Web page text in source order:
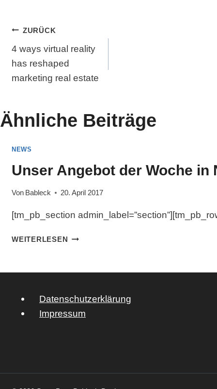
Beitragsnavigation
ZURÜCK
4 ways virtual reality
has reshaped
marketing real estate
Ähnliche Beiträge
NEWS
Unser Angebot der Woche in
Von Bableck 20. April 2017
[tm_pb_section
WEITERLESEN UNSER
WOCHE
NEUNKIRCHEN
Datenschutzerklärung
Impressum